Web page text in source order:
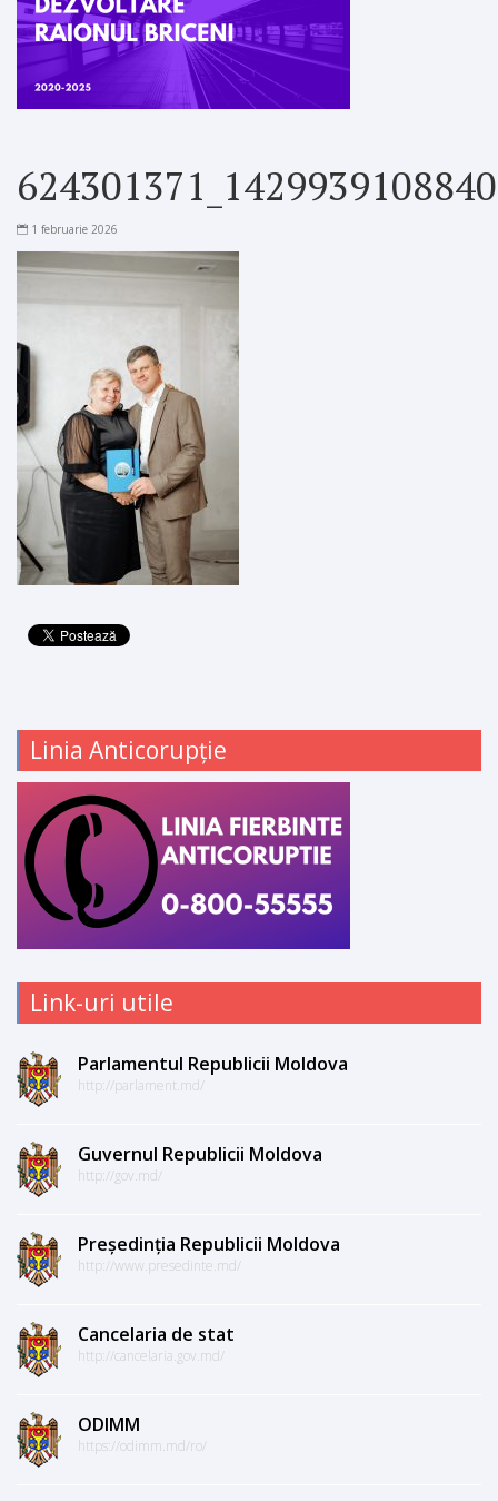
1 februarie 2026
Linia Anticorupție
Link-uri utile
Parlamentul Republicii Moldova
http://parlament.md/
Guvernul Republicii Moldova
http://gov.md/
Președinția Republicii Moldova
http://www.presedinte.md/
Cancelaria de stat
http://cancelaria.gov.md/
ODIMM
https://odimm.md/ro/